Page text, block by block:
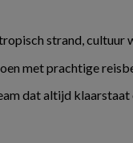
strand,
met prachtige
dat altijd